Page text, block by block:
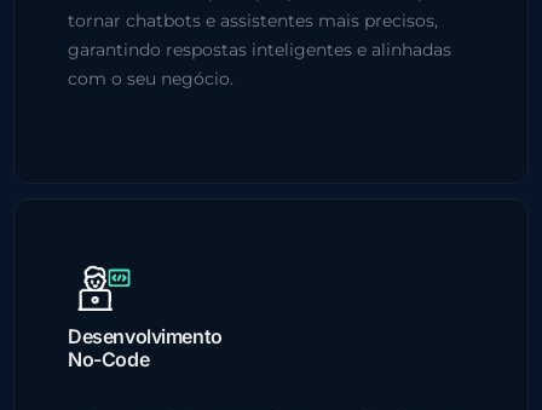
tornar chatbots e assistentes mais precisos,
garantindo respostas inteligentes e alinhadas
com o seu negócio.
Desenvolvimento
No-Code